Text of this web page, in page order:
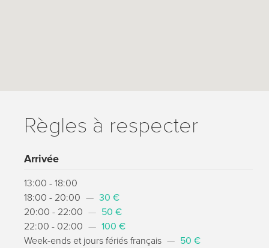
Règles à respecter
Arrivée
13:00 - 18:00
18:00 - 20:00 — 30 €
20:00 - 22:00 — 50 €
22:00 - 02:00 — 100 €
Week-ends et jours fériés français — 50 €